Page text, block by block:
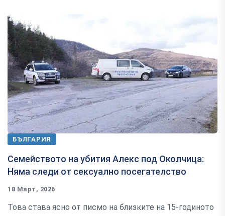
БЪЛГАРИЯ
Семейството на убития Алекс под Околчица:
Няма следи от сексуално посегателство
18 Март, 2026
Това става ясно от писмо на близките на 15-годиното